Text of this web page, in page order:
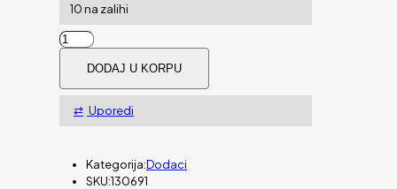
10 na zalihi
Adapter
MANHATTANUSB-
to
HDMI
DODAJ U KORPU
Uporedi
Kategorija:Dodaci
SKU:130691